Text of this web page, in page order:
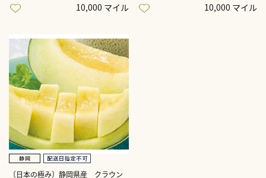
10,000 マイル 10,000 マイル
〔日本の極み〕静岡県産 クラウン